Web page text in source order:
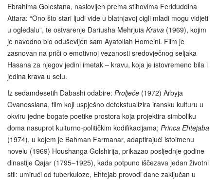
Ebrahima Golestana, naslovljen prema stihovima Feriduddina
Attara: “Ono što stari ljudi vide u blatnjavoj cigli mladi mogu vidjeti
u ogledalu”, te ostvarenje Dariusha Mehrjuia Krava (1969), kojim
je navodno bio oduševljen sam Ayatollah Homeini. Film je
zasnovan na priči o emotivnoj vezanosti sredovječnog seljaka
Hasana za njegov jedini imetak – kravu, koja je istovremeno bila i
jedina krava u selu.
Iz sedamdesetih Dabashi odabire: Proljeće (1972) Arbyja
Ovanessiana, film koji uspješno detekstualizira iransku kulturu u
okviru jedne bogate poetike prostora koja projektira simboliku
doma nasuprot kulturno-političkim kodifikacijama; Princa Ehtejaba
(1974), u kojem je Bahman Farmanar, adaptirajući istoimenu
novelu (1969) Houshanga Golshirija, prikazao posljednje godine
dinastije Qajar (1795–1925), kada potpuno iščezava jedan životni
stil: umirući od tuberkuloze, Ehtejab provodi dane zaključan u